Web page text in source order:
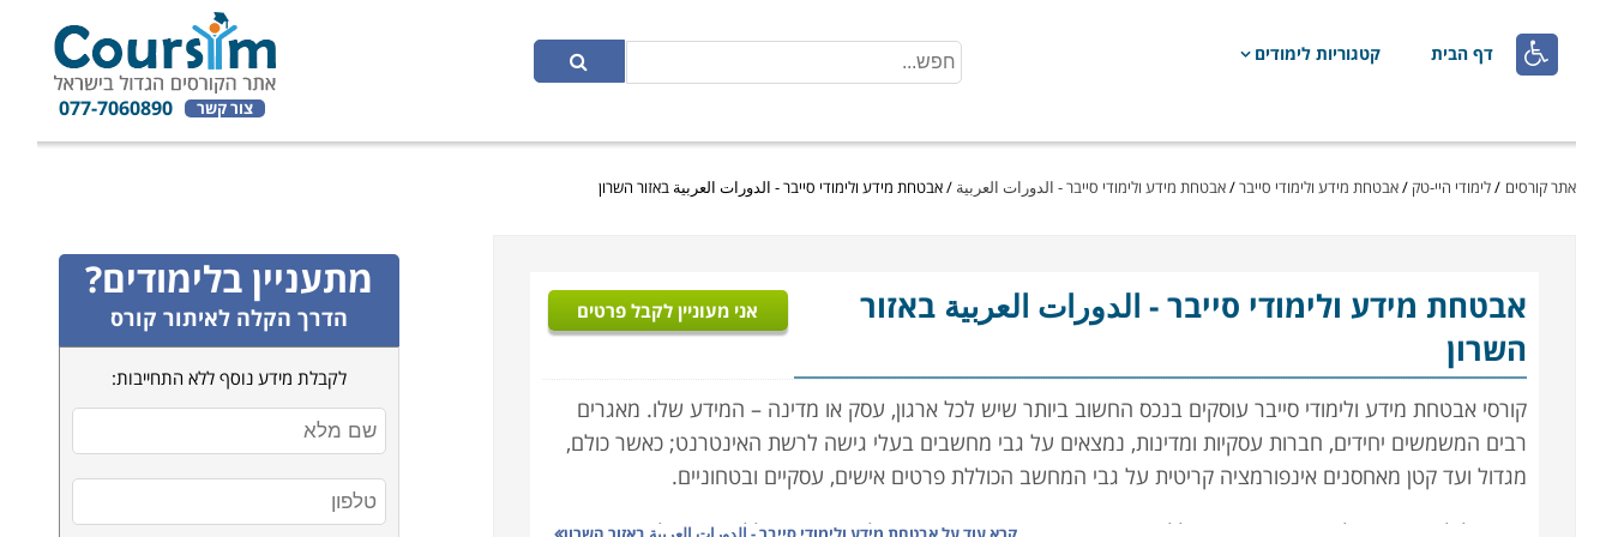
 דף הבית קטגוריות לימודים
צור קשר 077-7060890
אתר קורסים /לימודי היי-טק /אבטחת מידע ולימודי סייבר/אבטחת מידע ולימודי סייבר - الدورات العربية /אבטחת מידע ולימודי סייבר - الدورات العربية באזור השרון
אבטחת מידע ולימודי סייבר- الدورات العربية באזור
השרון
אני מעוניין לקבל פרטים
קורסי אבטחת מידע ולימודי סייבר עוסקים בנכס החשוב ביותר שיש לכל ארגון, עסק או מדינה – המידע שלו. מאגרים
רבים המשמשים יחידים, חברות עסקיות ומדינות, נמצאים על גבי מחשבים בעלי גישה לרשת האינטרנט; כאשר כולם,
מגדול ועד קטן מאחסנים אינפורמציה קריטית על גבי המחשב הכוללת פרטים אישים, עסקיים ובטחוניים.
במקביל לצמיחתם של אמצעי מיגון משוכללים, גם ההאקרים ופורצי המחשבים למיניהם משכללים את יכולותיהם ומנסים
מתעניין בלימודים?
הדרך הקלה לאיתור קורס
לקבלת מידע נוסף ללא התחייבות: